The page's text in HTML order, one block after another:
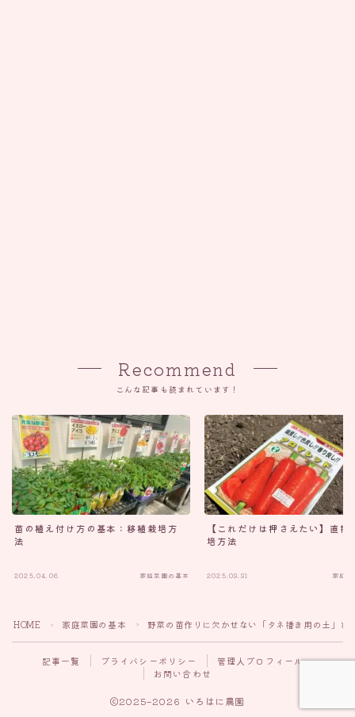
Recommend
こんな記事も読まれています！
苗の植え付け方の基本：移植栽培方
法
2025.04.06 家庭菜園の基本
【これだけは押さえたい】直播
培方法
2025.03.31 家庭
HOME ＞ 家庭菜園の基本 ＞ 野菜の苗作りに欠かせない「タネ播き用の土」と
記事一覧 プライバシーポリシー
管理人プロフィール
お問い合わせ
2025–2026 いろはに農園